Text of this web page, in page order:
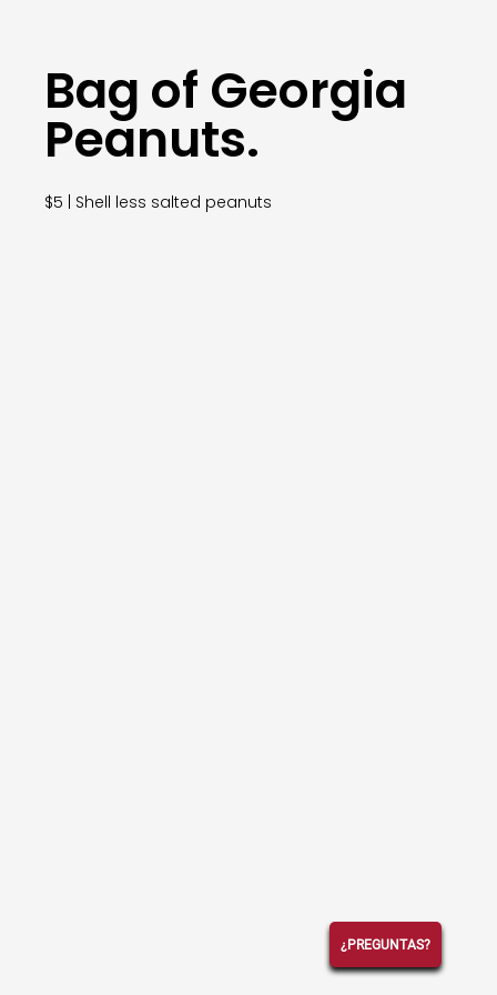
Bag of Georgia
Peanuts.
$5 | Shell less salted peanuts
¿PREGUNTAS?